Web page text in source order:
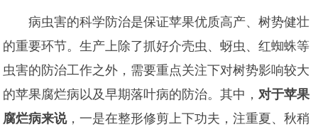
病虫害的科学防治是保证苹果优质高产、树势健壮
的重要环节。生产上除了抓好介壳虫、蚜虫、红蜘蛛等
虫害的防治工作之外，需要重点关注下对树势影响较大
的苹果腐烂病以及早期落叶病的防治。其中，对于苹果
腐烂病来说，一是在整形修剪上下功夫，注重夏、秋稍